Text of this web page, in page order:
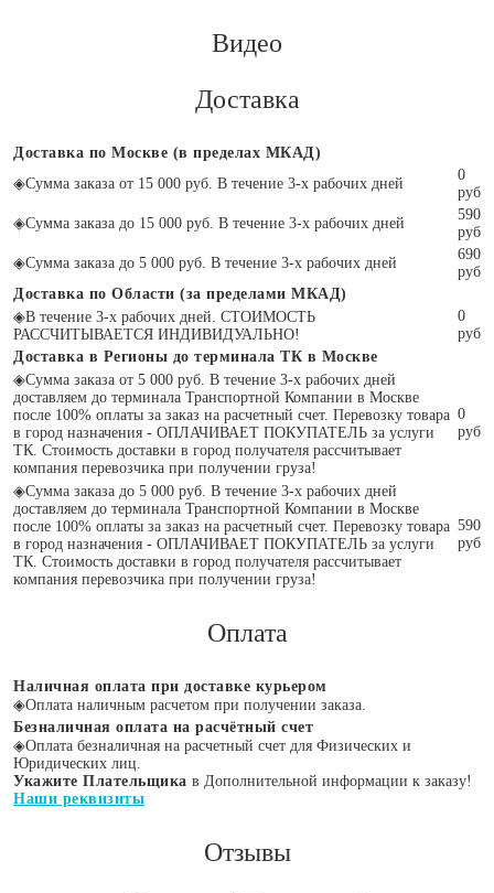
Видео
Доставка
Доставка по Москве (в пределах МКАД)
◈Сумма заказа от 15 000 руб. В течение 3-х рабочих дней
0
руб
◈Сумма заказа до 15 000 руб. В течение 3-х рабочих дней
590
руб
◈Сумма заказа до 5 000 руб. В течение 3-х рабочих дней
690
руб
Доставка по Области (за пределами МКАД)
◈В течение 3-х рабочих дней. СТОИМОСТЬ
РАССЧИТЫВАЕТСЯ ИНДИВИДУАЛЬНО!
0
руб
Доставка в Регионы до терминала ТК в Москве
◈Сумма заказа от 5 000 руб. В течение 3-х рабочих дней
доставляем до терминала Транспортной Компании в Москве
после 100% оплаты за заказ на расчетный счет. Перевозку товара
в город назначения - ОПЛАЧИВАЕТ ПОКУПАТЕЛЬ за услуги
ТК. Стоимость доставки в город получателя рассчитывает
компания перевозчика при получении груза!
0
руб
◈Сумма заказа до 5 000 руб. В течение 3-х рабочих дней
доставляем до терминала Транспортной Компании в Москве
после 100% оплаты за заказ на расчетный счет. Перевозку товара
в город назначения - ОПЛАЧИВАЕТ ПОКУПАТЕЛЬ за услуги
ТК. Стоимость доставки в город получателя рассчитывает
компания перевозчика при получении груза!
590
руб
Оплата
Наличная оплата при доставке курьером
◈Оплата наличным расчетом при получении заказа.
Безналичная оплата на расчётный счет
◈Оплата безналичная на расчетный счет для Физических и
Юридических лиц.
Укажите Плательщика в Дополнительной информации к заказу!
Наши реквизиты
Отзывы